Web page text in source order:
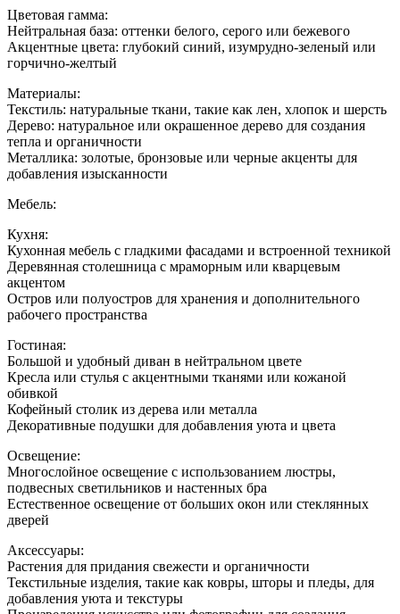
пик
Цветовая гамма:
Нейтральная база: оттенки белого, серого или бежевого
Акцентные цвета: глубокий синий, изумрудно-зеленый или
горчично-желтый
Материалы:
Текстиль: натуральные ткани, такие как лен, хлопок и шерсть
Дерево: натуральное или окрашенное дерево для создания
тепла и органичности
Металлика: золотые, бронзовые или черные акценты для
добавления изысканности
Мебель:
Кухня:
Кухонная мебель с гладкими фасадами и встроенной техникой
Деревянная столешница с мраморным или кварцевым
акцентом
Остров или полуостров для хранения и дополнительного
рабочего пространства
Гостиная:
Большой и удобный диван в нейтральном цвете
Кресла или стулья с акцентными тканями или кожаной
обивкой
Кофейный столик из дерева или металла
Декоративные подушки для добавления уюта и цвета
Освещение:
Многослойное освещение с использованием люстры,
подвесных светильников и настенных бра
Естественное освещение от больших окон или стеклянных
дверей
Аксессуары:
Растения для придания свежести и органичности
Текстильные изделия, такие как ковры, шторы и пледы, для
добавления уюта и текстуры